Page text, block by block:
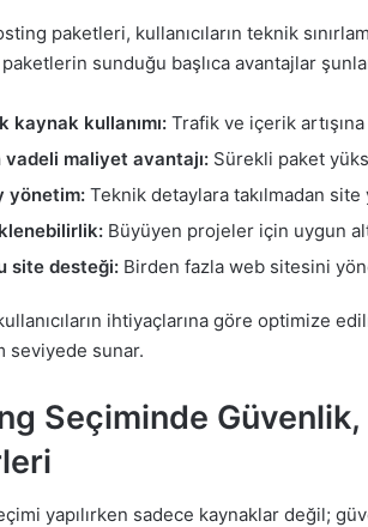
paketleri, kullanıcıların teknik
sunduğu başlıca avantajlar
kaynak kullanımı: Trafik ve içerik
vadeli maliyet avantajı: Sürekli paket
yönetim: Teknik detaylara takılmadan
Büyüyen projeler için uygun
site desteği: Birden fazla web sitesini
ihtiyaçlarına göre optimize
seviyede sunar.
Seçiminde Güvenlik,
yapılırken sadece kaynaklar değil;